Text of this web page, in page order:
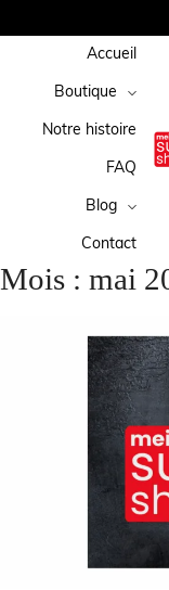
Accueil
Boutique
Notre histoire
FAQ
Blog
Contact
Mois : mai